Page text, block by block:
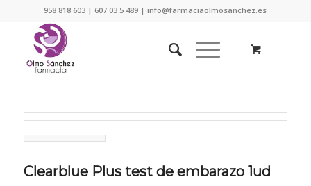
958 818 603 | 607 03 5 489 | info@farmaciaolmosanchez.es
Clearblue Plus test de embarazo 1ud